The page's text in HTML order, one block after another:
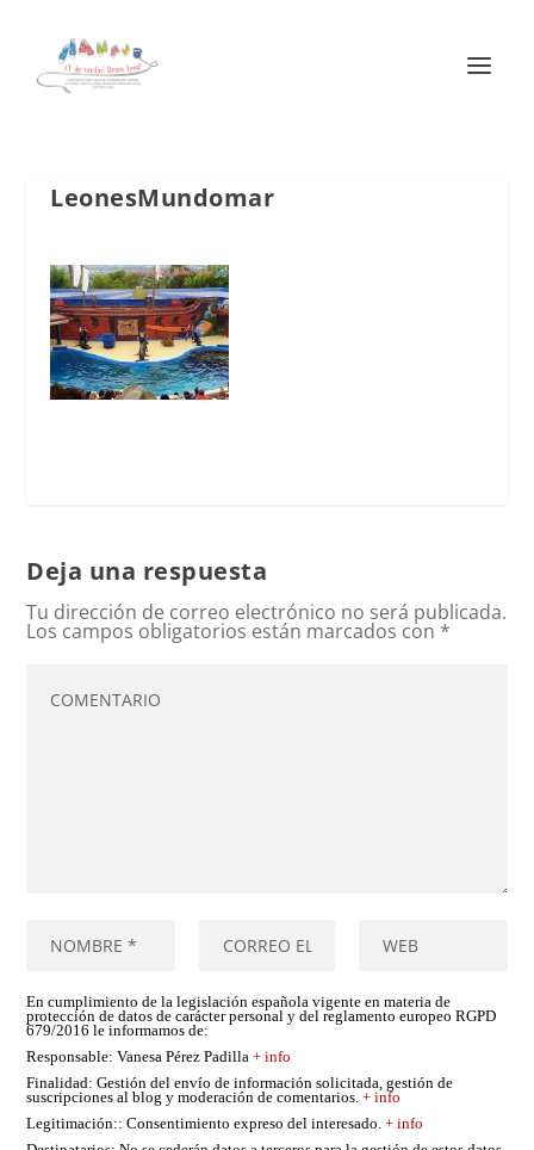
LeonesMundomar
Deja una respuesta
Tu dirección de correo electrónico no será publicada.
Los campos obligatorios están marcados con *
En cumplimiento de la legislación española vigente en materia de
protección de datos de carácter personal y del reglamento europeo RGPD
679/2016 le informamos de:
Responsable: Vanesa Pérez Padilla+ info
Finalidad: Gestión del envío de información solicitada, gestión de
suscripciones al blog y moderación de comentarios.+ info
Legitimación:: Consentimiento expreso del interesado.+ info